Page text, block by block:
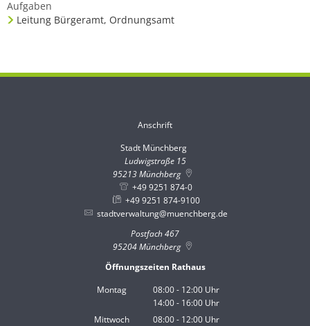
Aufgaben
Leitung Bürgeramt, Ordnungsamt
Anschrift
Stadt Münchberg
Ludwigstraße 15
95213Münchberg
+49 9251 874-0
+49 9251 874-9100
stadtverwaltung@muenchberg.de
Postfach 467
95204Münchberg
Öffnungszeiten Rathaus
Montag
08:00- 12:00 Uhr
Von 08:00 bis 12:00 Uhr
14:00- 16:00 Uhr
Von 14:00 bis 16:00 Uhr
Mittwoch 08:00- 12:00 Uhr